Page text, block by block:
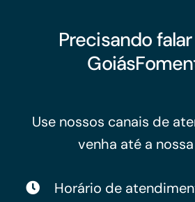
Precisando
Use nossos canais de
venha até a
Horário de